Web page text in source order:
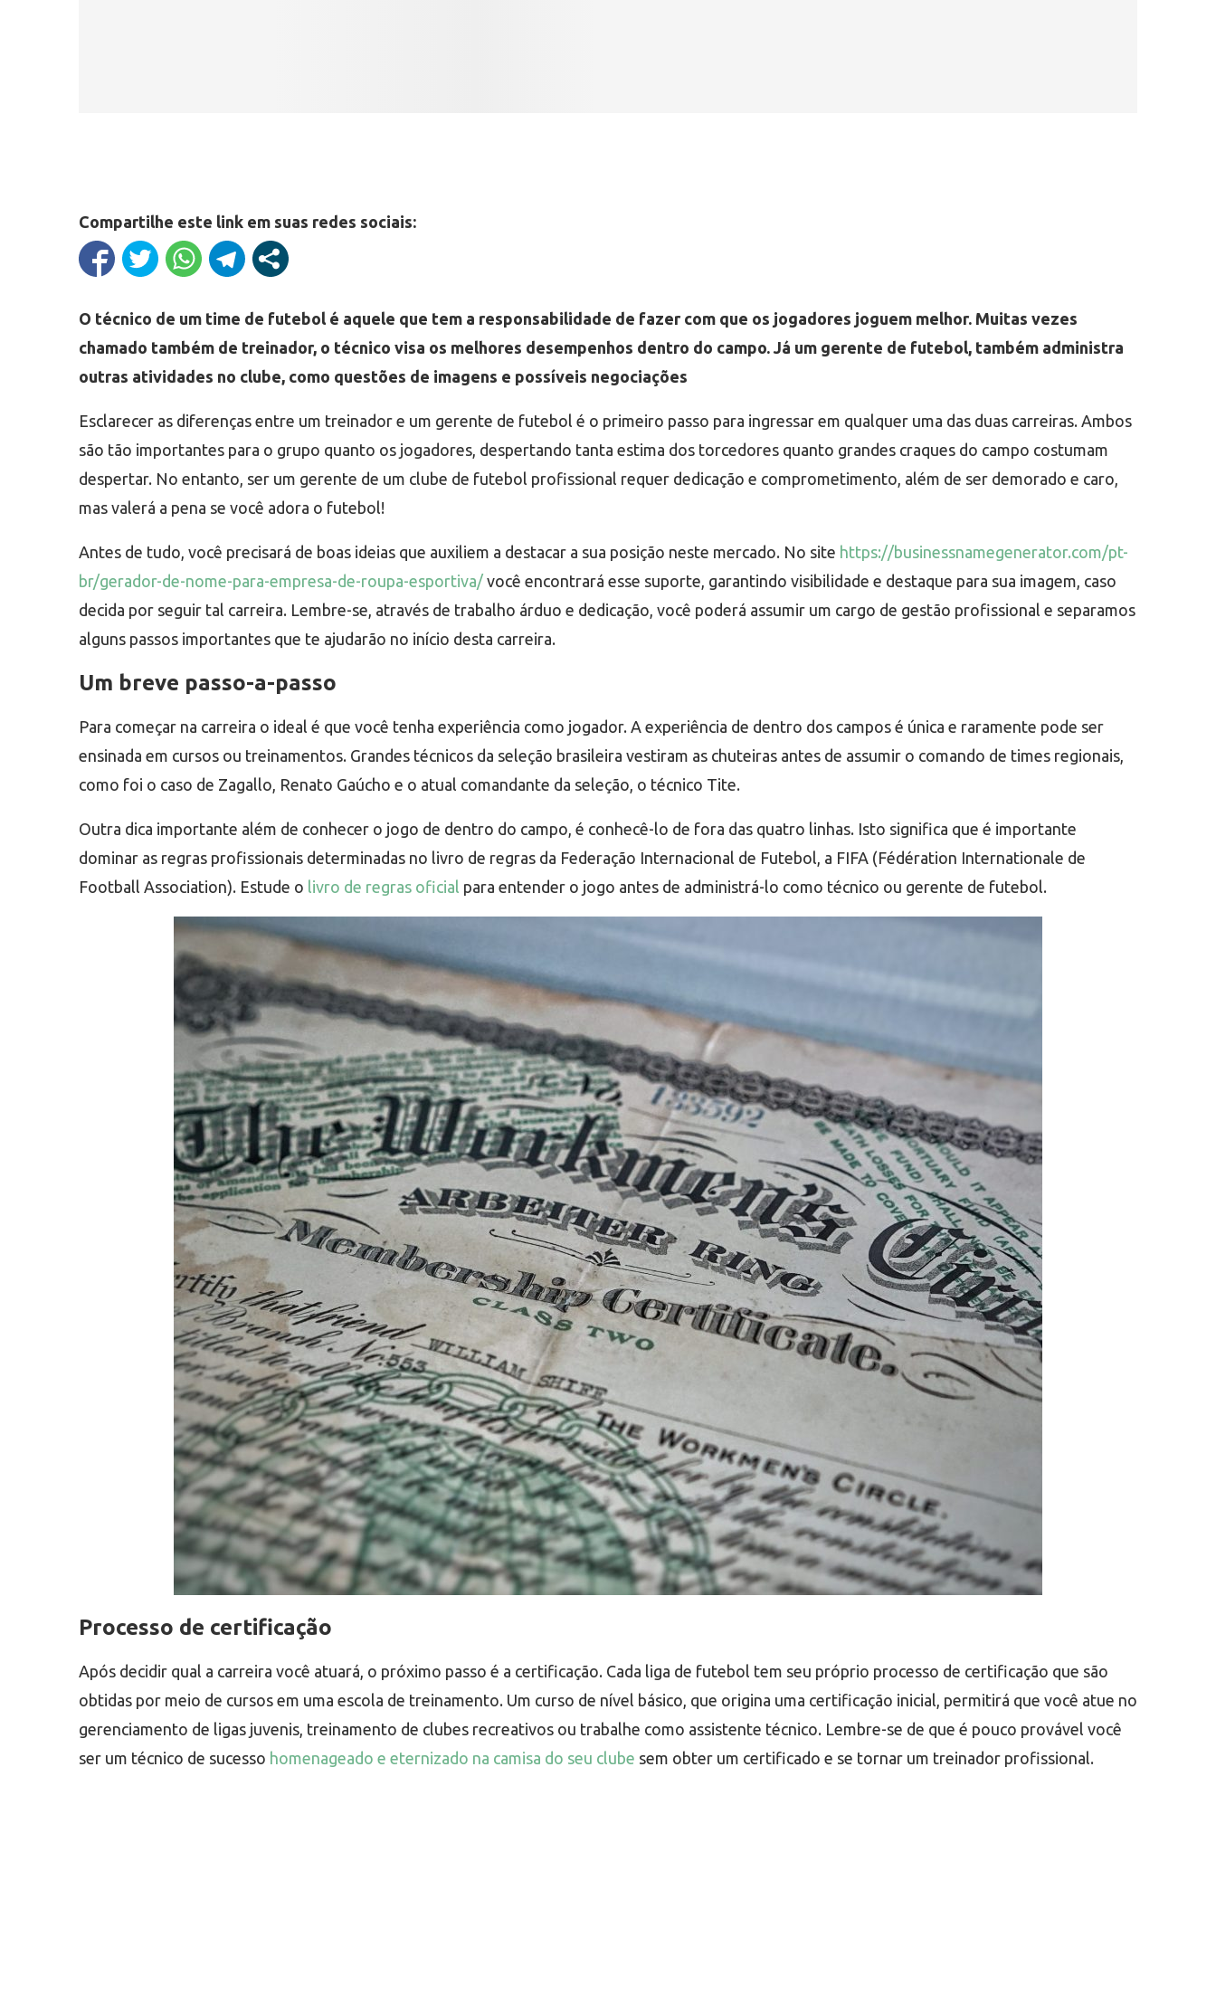
Compartilhe este link em suas redes sociais:
O técnico de um time de futebol é aquele que tem a responsabilidade de fazer com que os jogadores joguem melhor. Muitas vezes
chamado também de treinador, o técnico visa os melhores desempenhos dentro do campo. Já um gerente de futebol, também administra
outras atividades no clube, como questões de imagens e possíveis negociações
Esclarecer as diferenças entre um treinador e um gerente de futebol é o primeiro passo para ingressar em qualquer uma das duas carreiras. Ambos
são tão importantes para o grupo quanto os jogadores, despertando tanta estima dos torcedores quanto grandes craques do campo costumam
despertar. No entanto, ser um gerente de um clube de futebol profissional requer dedicação e comprometimento, além de ser demorado e caro,
mas valerá a pena se você adora o futebol!
Antes de tudo, você precisará de boas ideias que auxiliem a destacar a sua posição neste mercado. No site https://businessnamegenerator.com/pt-
br/gerador-de-nome-para-empresa-de-roupa-esportiva/ você encontrará esse suporte, garantindo visibilidade e destaque para sua imagem, caso
decida por seguir tal carreira. Lembre-se, através de trabalho árduo e dedicação, você poderá assumir um cargo de gestão profissional e separamos
alguns passos importantes que te ajudarão no início desta carreira.
Um breve passo-a-passo
Para começar na carreira o ideal é que você tenha experiência como jogador. A experiência de dentro dos campos é única e raramente pode ser
ensinada em cursos ou treinamentos. Grandes técnicos da seleção brasileira vestiram as chuteiras antes de assumir o comando de times regionais,
como foi o caso de Zagallo, Renato Gaúcho e o atual comandante da seleção, o técnico Tite.
Outra dica importante além de conhecer o jogo de dentro do campo, é conhecê-lo de fora das quatro linhas. Isto significa que é importante
dominar as regras profissionais determinadas no livro de regras da Federação Internacional de Futebol, a FIFA (Fédération Internationale de
Football Association). Estude o livro de regras oficial para entender o jogo antes de administrá-lo como técnico ou gerente de futebol.
Processo de certificação
Após decidir qual a carreira você atuará, o próximo passo é a certificação. Cada liga de futebol tem seu próprio processo de certificação que são
obtidas por meio de cursos em uma escola de treinamento. Um curso de nível básico, que origina uma certificação inicial, permitirá que você atue no
gerenciamento de ligas juvenis, treinamento de clubes recreativos ou trabalhe como assistente técnico. Lembre-se de que é pouco provável você
ser um técnico de sucesso homenageado e eternizado na camisa do seu clube sem obter um certificado e se tornar um treinador profissional.